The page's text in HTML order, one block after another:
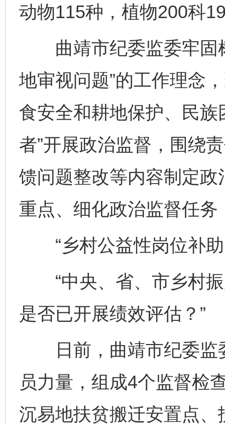
动物115种，植物200科
曲靖市纪委监委牢固
地审视问题”的工作理念
食安全和耕地保护、民族
者”开展政治监督，围绕
馈问题整改等内容制定
重点、细化政治监督任
“乡村公益性岗位补助
“中央、省、市乡村振
是否已开展绩效评估？”
日前，曲靖市纪委监
员力量，组成4个监督检
沉易地扶贫搬迁安置点